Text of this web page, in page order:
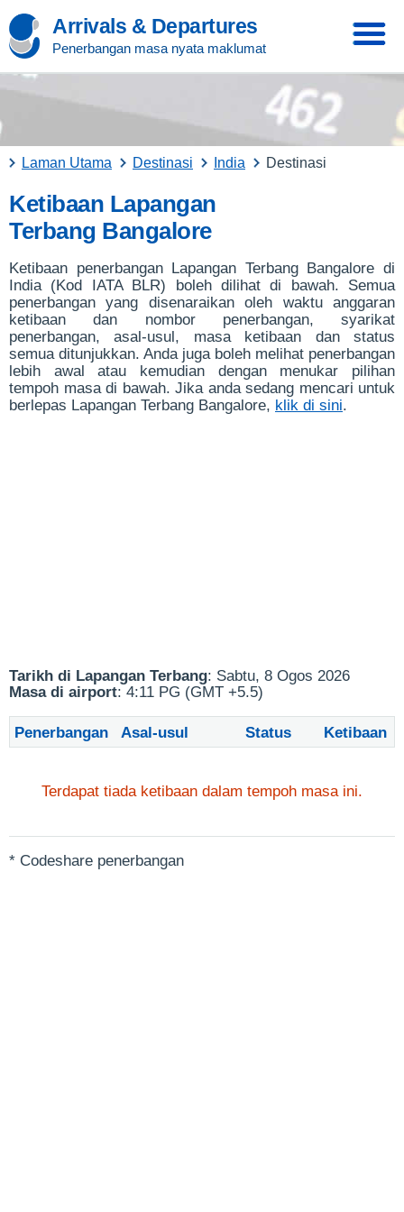
Arrivals & Departures
Penerbangan masa nyata maklumat
Laman Utama Destinasi India Destinasi
Ketibaan Lapangan
Terbang Bangalore
Ketibaan penerbangan Lapangan Terbang Bangalore di
India (Kod IATA BLR) boleh dilihat di bawah. Semua
penerbangan yang disenaraikan oleh waktu anggaran
ketibaan dan nombor penerbangan, syarikat
penerbangan, asal-usul, masa ketibaan dan status
semua ditunjukkan. Anda juga boleh melihat penerbangan
lebih awal atau kemudian dengan menukar pilihan
tempoh masa di bawah. Jika anda sedang mencari untuk
berlepas Lapangan Terbang Bangalore, klik di sini.
Tarikh di Lapangan Terbang: Sabtu, 8 Ogos 2026
Masa di airport: 4:11 PG (GMT +5.5)
Penerbangan Asal-usul Status Ketibaan
Terdapat tiada ketibaan dalam tempoh masa ini.
* Codeshare penerbangan